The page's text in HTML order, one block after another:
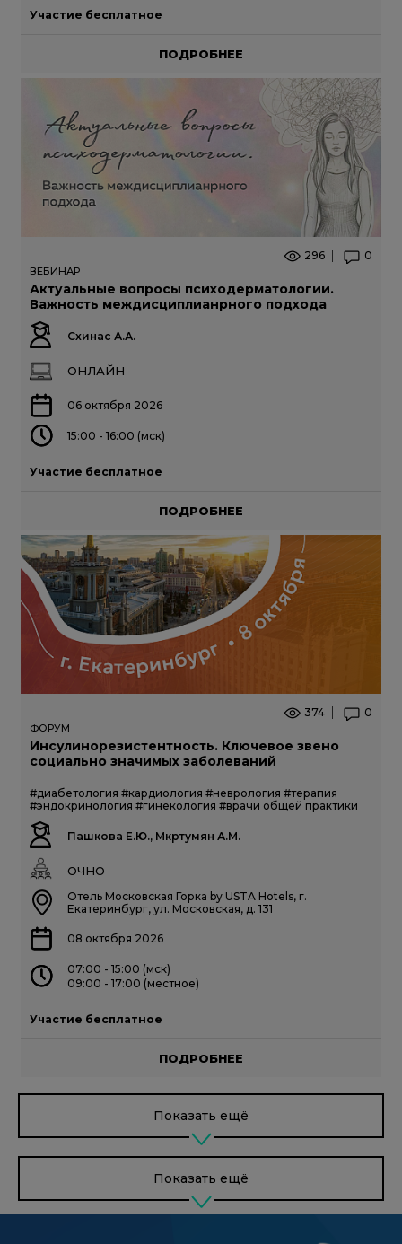
Участие бесплатное
ПОДРОБНЕЕ
296 0
ВЕБИНАР
Актуальные вопросы психодерматологии.
Важность междисциплианрного подхода
Схинас А.А.
ОНЛАЙН
06 октября 2026
15:00 - 16:00 (мск)
Участие бесплатное
ПОДРОБНЕЕ
374 0
ФОРУМ
Инсулинорезистентность. Ключевое звено
социально значимых заболеваний
#диабетология #кардиология #неврология #терапия
#эндокринология #гинекология #врачи общей практики
Пашкова Е.Ю., Мкртумян А.М.
ОЧНО
Отель Московская Горка by USTA Hotels, г.
Екатеринбург, ул. Московская, д. 131
08 октября 2026
07:00 - 15:00 (мск)
09:00 - 17:00 (местное)
Участие бесплатное
ПОДРОБНЕЕ
Показать ещё
Показать ещё